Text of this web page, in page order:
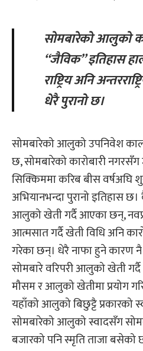
सोमबारेको आलुको कथाले सिक्किमको
“जैविक” इतिहास
राष्ट्रिय अनि
धेरै पुरानो छ।
सोमबारेको आलुको उपनिवेश
छ, सोमबारेको कारोबारी
सिक्किममा करिब बीस वर्षअघि
अभियानभन्दा पुरानो इतिहास
आलुको खेती गर्दै आएका छन्,
आत्मसात गर्दै खेती विधि अनि
गरेका छन्। धेरै नाफा हुने कारण
सोमबारे वरिपरी आलुको खेती
मौसम र आलुको खेतीमा प्रयोग
यहाँको आलुको बिछुट्टै प्रकारको
सोमबारेको आलुको स्वादसँग
बजारको पनि स्मृति ताजा बसेको